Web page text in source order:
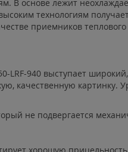
В основе лежит
технологиям
приемников
LRF-940 выступает
качественную
не подвергается